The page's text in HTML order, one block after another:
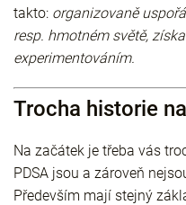
takto: organizovaně
resp. hmotném světě,
experimentováním.
Trocha historie
Na začátek je třeba vás
PDSA jsou a zároveň
Především mají stejný